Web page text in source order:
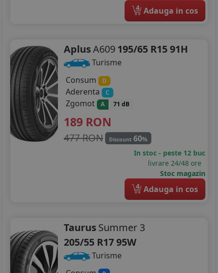
4 Adauga in cos
AplusA609195/65 R15 91H
Turisme
Consum
D
Aderenta C
Zgomot A 71 dB
189 RON
477 RON Discount 60%
In stoc - peste 12 buc
livrare 24/48 ore
Stoc magazin
4 Adauga in cos
Taurus Summer 3
205/55 R17 95W
Turisme